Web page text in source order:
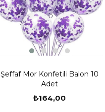
Şeffaf Mor Konfetili Balon 10
Adet
₺164,00